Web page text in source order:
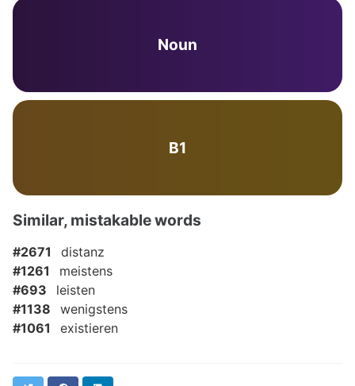
Noun
B1
Similar, mistakable words
#2671
distanz
#1261
meistens
#693
leisten
#1138
wenigstens
#1061
existieren